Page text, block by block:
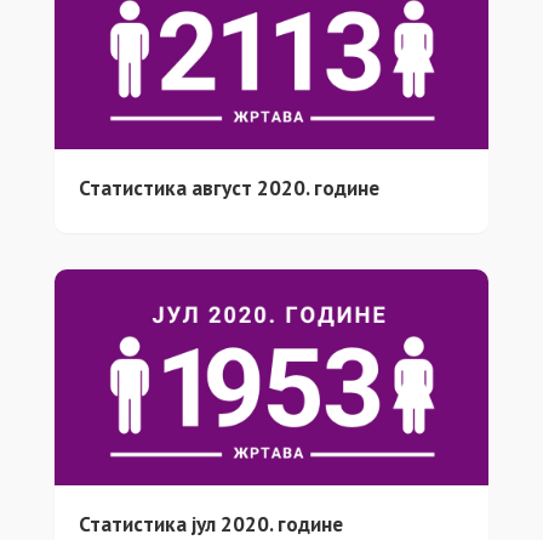
Статистика август 2020. године
Статистика јул 2020. године